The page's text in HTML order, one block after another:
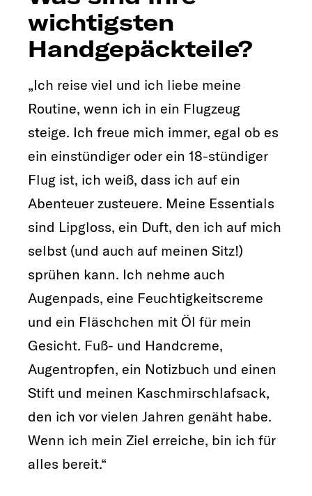
wichtigsten
Handgepäckteile?
„Ich reise viel und ich liebe meine
Routine, wenn ich in ein Flugzeug
steige. Ich freue mich immer, egal ob es
ein einstündiger oder ein 18-stündiger
Flug ist, ich weiß, dass ich auf ein
Abenteuer zusteuere. Meine Essentials
sind Lipgloss, ein Duft, den ich auf mich
selbst (und auch auf meinen Sitz!)
sprühen kann. Ich nehme auch
Augenpads, eine Feuchtigkeitscreme
und ein Fläschchen mit Öl für mein
Gesicht. Fuß- und Handcreme,
Augentropfen, ein Notizbuch und einen
Stift und meinen Kaschmirschlafsack,
den ich vor vielen Jahren genäht habe.
Wenn ich mein Ziel erreiche, bin ich für
alles bereit.“